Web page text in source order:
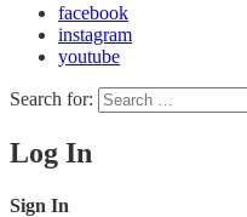
facebook
instagram
youtube
Search for:
Log In
Sign In